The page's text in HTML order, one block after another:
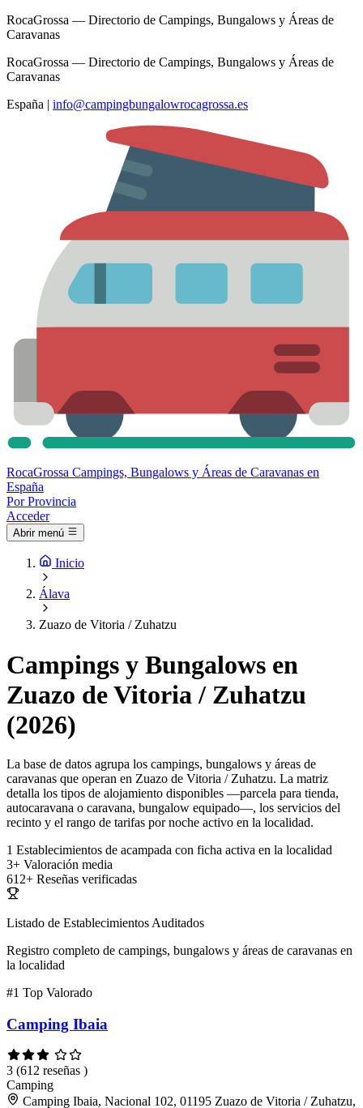
RocaGrossa — Directorio de Campings, Bungalows y Áreas de
Caravanas
RocaGrossa — Directorio de Campings, Bungalows y Áreas de
Caravanas
España | info@campingbungalowrocagrossa.es
RocaGrossa Campings, Bungalows y Áreas de Caravanas en
España
Por Provincia
Acceder
Abrir menú
Inicio
Álava
Zuazo de Vitoria / Zuhatzu
Campings y Bungalows en
Zuazo de Vitoria / Zuhatzu
(2026)
La base de datos agrupa los campings, bungalows y áreas de
caravanas que operan en Zuazo de Vitoria / Zuhatzu. La matriz
detalla los tipos de alojamiento disponibles —parcela para tienda,
autocaravana o caravana, bungalow equipado—, los servicios del
recinto y el rango de tarifas por noche activo en la localidad.
1 Establecimientos de acampada con ficha activa en la localidad
3+ Valoración media
612+ Reseñas verificadas
Listado de Establecimientos Auditados
Registro completo de campings, bungalows y áreas de caravanas en
la localidad
#1 Top Valorado
Camping Ibaia
3 (612 reseñas )
Camping
Camping Ibaia, Nacional 102, 01195 Zuazo de Vitoria / Zuhatzu,